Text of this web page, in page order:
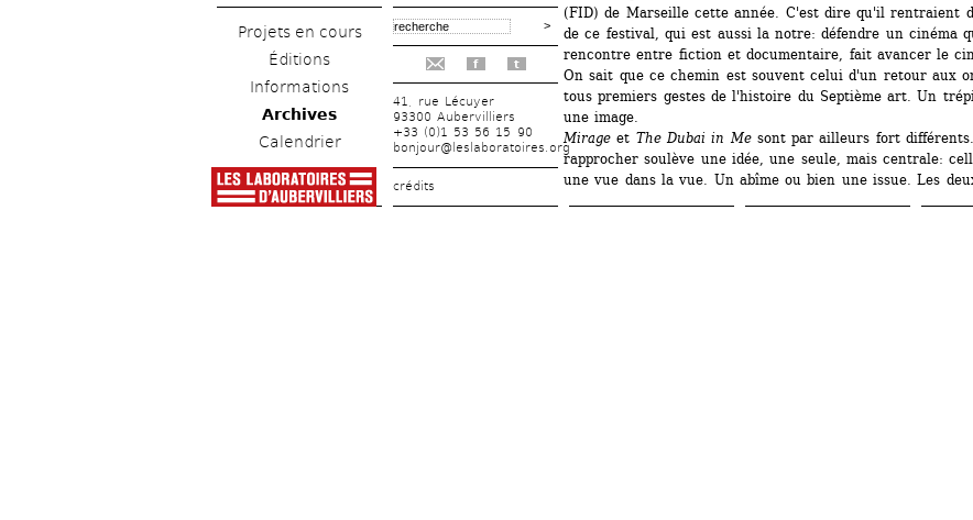
Projets en cours
Éditions
Informations
Archives
Calendrier
f t
41, rue Lécuyer
93300 Aubervilliers
+33 (0)1 53 56 15 90
bonjour@leslaboratoires.org
crédits
(FID) de Marseille cette année. C'est dire qu'il rentraient
de ce festival, qui est aussi la notre: défendre un cinéma
rencontre entre fiction et documentaire, fait avancer le
On sait que ce chemin est souvent celui d'un retour aux
tous premiers gestes de l'histoire du Septième art. Un
une image.
Mirage et The Dubai in Mesont par ailleurs fort
rapprocher soulève une idée, une seule, mais centrale:
une vue dans la vue. Un abîme ou bien une issue. Les